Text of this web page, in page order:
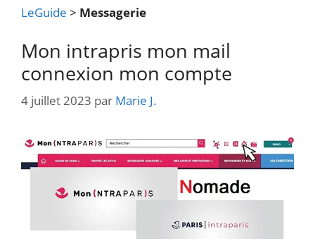
LeGuide > Messagerie
Mon intrapris mon mail
connexion mon compte
4 juillet 2023 par Marie J.